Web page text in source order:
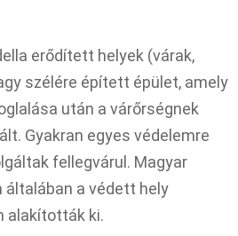
erődített helyek (várak,
szélére épített épület, amely
után a várőrségnek
Gyakran egyes védelemre
fellegvárul. Magyar
általában a védett hely
alakították ki.